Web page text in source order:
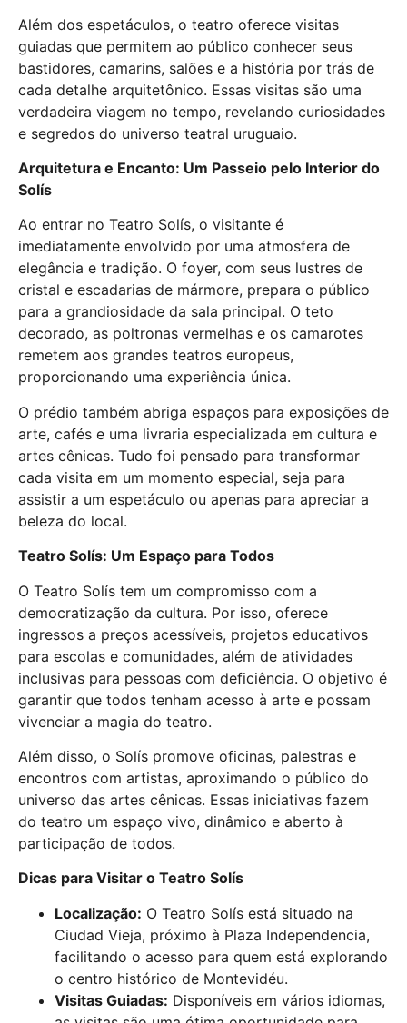
Além dos espetáculos, o teatro oferece visitas
guiadas que permitem ao público conhecer seus
bastidores, camarins, salões e a história por trás de
cada detalhe arquitetônico. Essas visitas são uma
verdadeira viagem no tempo, revelando curiosidades
e segredos do universo teatral uruguaio.
Arquitetura e Encanto: Um Passeio pelo Interior do
Solís
Ao entrar no Teatro Solís, o visitante é
imediatamente envolvido por uma atmosfera de
elegância e tradição. O foyer, com seus lustres de
cristal e escadarias de mármore, prepara o público
para a grandiosidade da sala principal. O teto
decorado, as poltronas vermelhas e os camarotes
remetem aos grandes teatros europeus,
proporcionando uma experiência única.
O prédio também abriga espaços para exposições de
arte, cafés e uma livraria especializada em cultura e
artes cênicas. Tudo foi pensado para transformar
cada visita em um momento especial, seja para
assistir a um espetáculo ou apenas para apreciar a
beleza do local.
Teatro Solís: Um Espaço para Todos
O Teatro Solís tem um compromisso com a
democratização da cultura. Por isso, oferece
ingressos a preços acessíveis, projetos educativos
para escolas e comunidades, além de atividades
inclusivas para pessoas com deficiência. O objetivo é
garantir que todos tenham acesso à arte e possam
vivenciar a magia do teatro.
Além disso, o Solís promove oficinas, palestras e
encontros com artistas, aproximando o público do
universo das artes cênicas. Essas iniciativas fazem
do teatro um espaço vivo, dinâmico e aberto à
participação de todos.
Dicas para Visitar o Teatro Solís
Localização: O Teatro Solís está situado na
Ciudad Vieja, próximo à Plaza Independencia,
facilitando o acesso para quem está explorando
o centro histórico de Montevidéu.
Visitas Guiadas: Disponíveis em vários idiomas,